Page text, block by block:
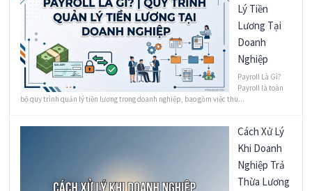
Lý Tiền
Lương Tại
Doanh
Nghiệp
Payroll Là Gì?
Payroll là toàn
bộ quy trình quản lý tiền lương trong doanh nghiệp, bao gồm việc thu...
Cách Xử Lý
Khi Doanh
Nghiệp Trả
Thừa Lương